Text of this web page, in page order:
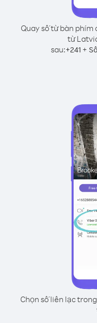
Quay số từ bàn phím
từ
sau:+241 +
Chọn số liên lạc